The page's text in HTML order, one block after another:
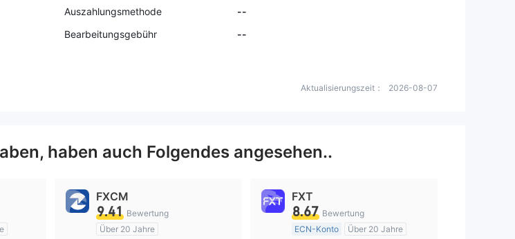
Auszahlungsmethode
--
Bearbeitungsgebühr
--
Aktualisierungszeit： 2026-08-07
haben auch Folgendes angesehen..
FXCM
9.41 Bewertung
Über 20 Jahre
FXT
8.67 Bewertung
ECN-Konto
Über 20 Jahre